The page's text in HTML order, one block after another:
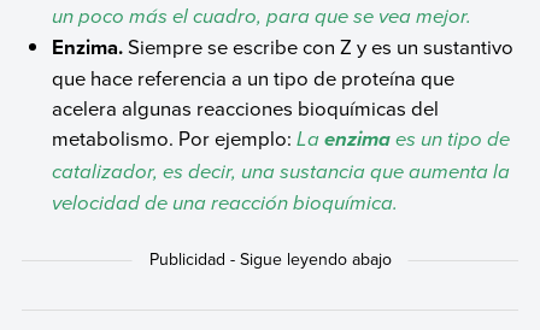
un poco más el cuadro, para que se vea mejor.
Enzima.Siempre se escribe con Z y es un sustantivo
que hace referencia a un tipo de proteína que
acelera algunas reacciones bioquímicas del
metabolismo. Por ejemplo:Laenzima es un tipo de
catalizador, es decir, una sustancia que aumenta la
velocidad de una reacción bioquímica.